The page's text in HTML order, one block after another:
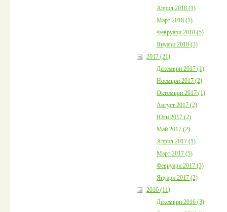
Април 2018 (1)
Март 2018 (1)
Февруари 2018 (5)
Януари 2018 (3)
2017 (21)
Декември 2017 (1)
Ноември 2017 (2)
Октомври 2017 (1)
Август 2017 (2)
Юли 2017 (2)
Май 2017 (2)
Април 2017 (1)
Март 2017 (5)
Февруари 2017 (3)
Януари 2017 (2)
2016 (11)
Декември 2016 (3)